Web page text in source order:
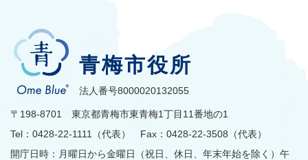
青梅市役所
法人番号8000020132055
〒198-8701 東京都青梅市東青梅1丁目11番地の1
Tel：0428-22-1111（代表） Fax：0428-22-3508（代表）
開庁日時：月曜日から金曜日（祝日、休日、年末年始を除く）午